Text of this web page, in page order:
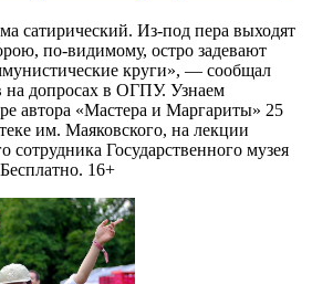
сатирический. Из-под пера выходят
по-видимому, остро задевают
круги», — сообщал
на допросах в ОГПУ. Узнаем
автора «Мастера и Маргариты» 25
им. Маяковского, на лекции
сотрудника Государственного музея
16+